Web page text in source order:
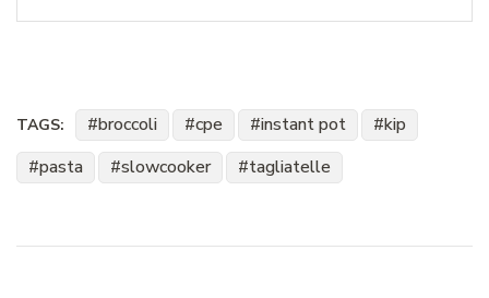
TAGS: broccoli cpe instant pot
kip
pasta
slowcooker tagliatelle